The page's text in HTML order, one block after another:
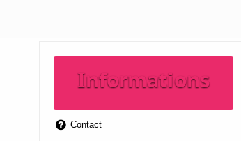
Informations
Contact